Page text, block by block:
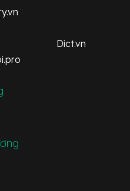
Dict.vn